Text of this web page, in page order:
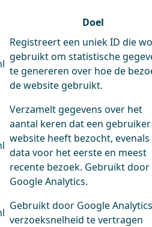
Doel
Registreert een uniek ID die
gebruikt om statistische
te genereren over hoe de
de website gebruikt.
Verzamelt gegevens over het
aantal keren dat een
website heeft bezocht, evenals
data voor het eerste en meest
recente bezoek. Gebruikt door
Google Analytics.
Gebruikt door Google
verzoeksnelheid te vertragen